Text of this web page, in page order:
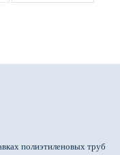
полиэтиленовых труб